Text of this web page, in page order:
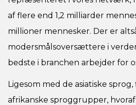
af flere end 1,2 milliarder
millioner mennesker. Der er
modersmålsoversættere i
bedste i branchen arbejder for
Ligesom med de asiatiske
afrikanske sproggrupper,